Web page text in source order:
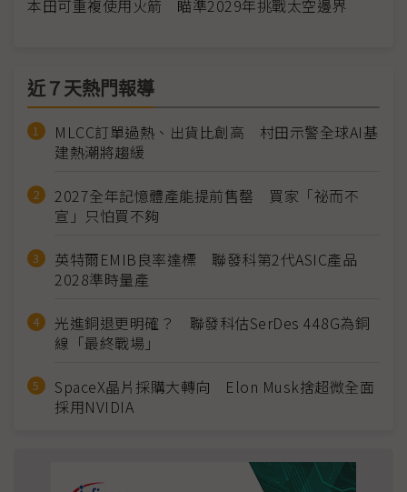
本田可重複使用火箭 瞄準2029年挑戰太空邊界
近７天熱門報導
MLCC訂單過熱、出貨比創高 村田示警全球AI基
建熱潮將趨緩
2027全年記憶體產能提前售罄 買家「祕而不
宣」只怕買不夠
英特爾EMIB良率達標 聯發科第2代ASIC產品
2028準時量產
光進銅退更明確？ 聯發科估SerDes 448G為銅
線「最終戰場」
SpaceX晶片採購大轉向 Elon Musk捨超微全面
採用NVIDIA